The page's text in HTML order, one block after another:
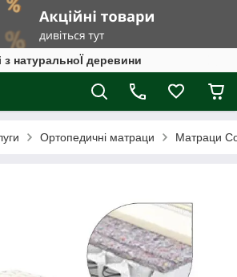
з натуральноЇ деревини
Ортопедичні матраци Матраци